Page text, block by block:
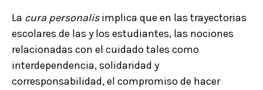
La cura personalisimplica que en las trayectorias
escolares de las y los estudiantes, las nociones
relacionadas con el cuidado tales como
interdependencia, solidaridad y
corresponsabilidad, el compromiso de hacer